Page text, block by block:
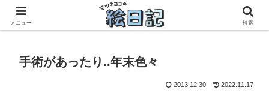
滋賀に移住した50代元主婦、フリーランス×パートの毎日
手術があったり..年末色々
2013.12.30 2022.11.17
メニュー 検索